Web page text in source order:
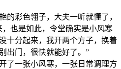
的彩色翎子，大夫一听就懂了，
也是如此，令堂确实是小风寒
十分起来，我开两个方子，换着
出门，很快就能好了。”
了一张小风寒，一张日常调理方